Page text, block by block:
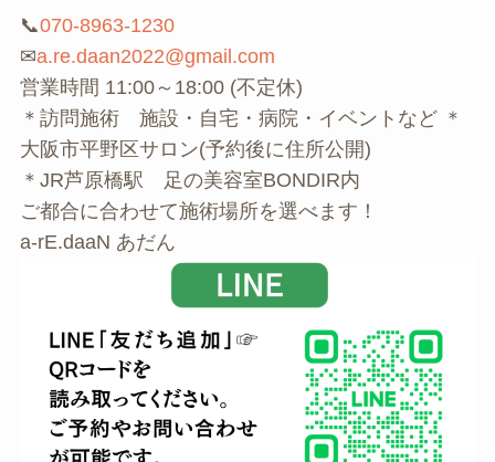
📞070-8963-1230
✉a.re.daan2022@gmail.com
営業時間 11:00～18:00 (不定休)
＊訪問施術 施設・自宅・病院・イベントなど ＊
大阪市平野区サロン(予約後に住所公開)
＊JR芦原橋駅 足の美容室BONDIR内
ご都合に合わせて施術場所を選べます！
a-rE.daaN あだん